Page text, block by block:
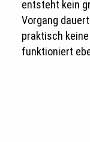
entsteht kein
Vorgang
praktisch
funktioniert